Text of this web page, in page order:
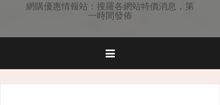
網購優惠情報站：搜羅各網站特價消息，第
一時間發佈